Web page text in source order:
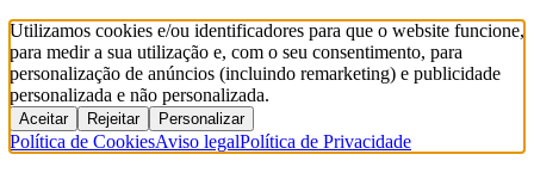
Utilizamos cookies e/ou identificadores para que o website funcione,
para medir a sua utilização e, com o seu consentimento, para
personalização de anúncios (incluindo remarketing) e publicidade
personalizada e não personalizada.
Aceitar Rejeitar Personalizar
Política de CookiesAviso legalPolítica de Privacidade